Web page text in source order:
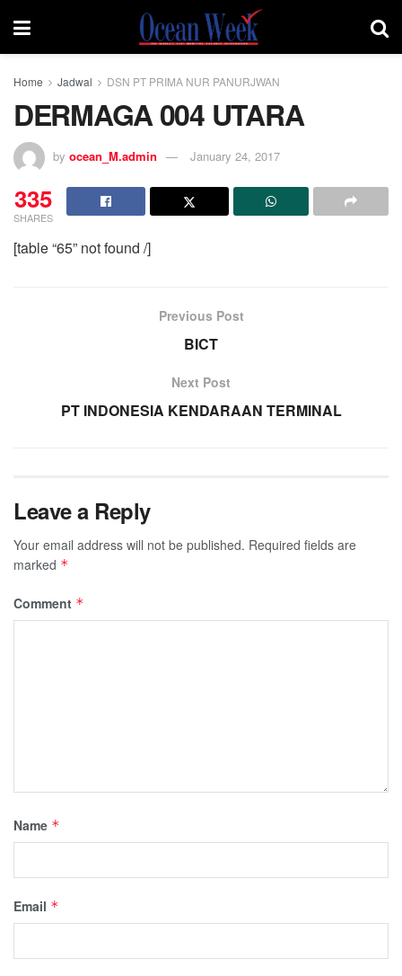
Home Jadwal DSN PT PRIMA NUR PANURJWAN
DERMAGA 004 UTARA
by ocean_M.admin January 24, 2017
335
SHARES
[table “65” not found /]
Previous Post
BICT
Next Post
PT INDONESIA KENDARAAN TERMINAL
Leave a Reply
Your email address will not be published. Required fields are
marked *
Comment *
Name *
Email *